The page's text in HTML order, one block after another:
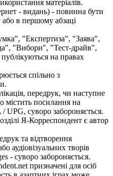
матеріалів.
- видань) - повинна бути
або в першому абзаці
"Експертиза", "Заява",
"Вибори", "Тест-драйв",
на правах
спільно з
передрук, чи наступне
містить посилання на
UPG, суворо забороняється.
Я-Корреспондент є автор
та відтворення
аудіовізуальних творів
- суворо забороняється.
призначені для осіб